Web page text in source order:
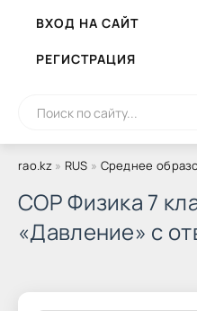
ВХОД НА САЙТ
РЕГИСТРАЦИЯ
rao.kz» RUS » Среднее
СОР Физика 7
«Давление» с